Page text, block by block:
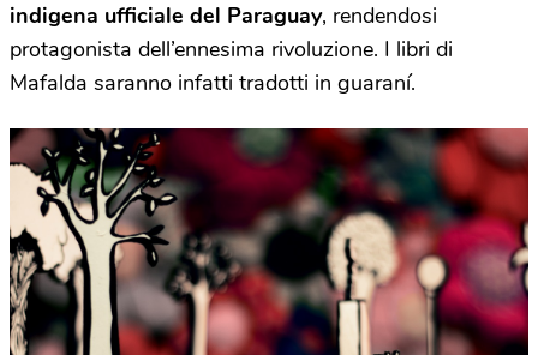
indigena ufficiale del Paraguay, rendendosi
protagonista dell’ennesima rivoluzione. I libri di
Mafalda saranno infatti tradotti in guaraní.